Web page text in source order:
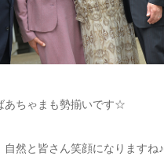
あちゃまも勢揃いです☆
然と皆さん笑顔になりますね♪